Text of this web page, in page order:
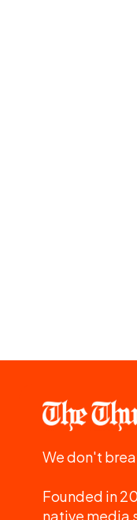
We don't
Founded in
native media